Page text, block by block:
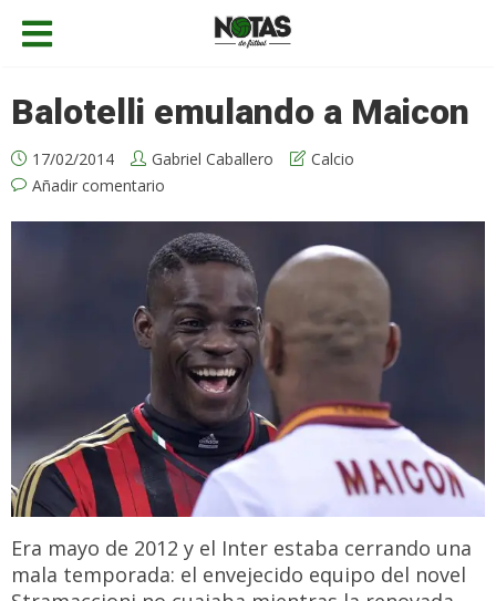
Balotelli emulando a Maicon
17/02/2014 Gabriel Caballero
Calcio
Añadir comentario
Era mayo de 2012 y el Inter estaba cerrando una
mala temporada: el envejecido equipo del novel